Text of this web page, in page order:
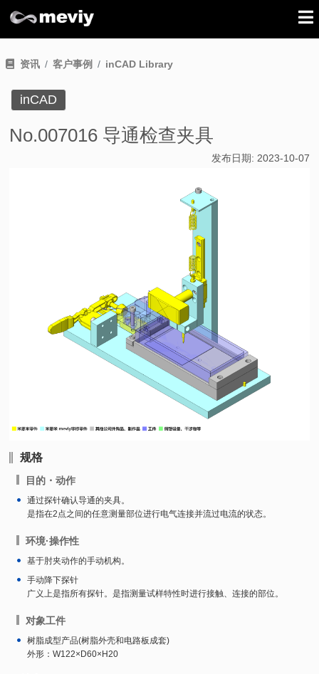
资讯 客户事例 inCAD Library
inCAD
No.007016 导通检查夹具
发布日期: 2023-10-07
规格
目的・动作
通过探针确认导通的夹具。
是指在2点之间的任意测量部位进行电气连接并流过电流的状态。
环境·操作性
基于肘夹动作的手动机构。
手动降下探针
广义上是指所有探针。是指测量试样特性时进行接触、连接的部位。
对象工件
树脂成型产品(树脂外壳和电路板成套)
外形：W122×D60×H20